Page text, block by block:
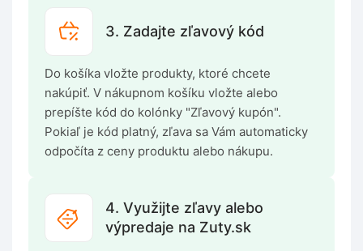
3. Zadajte zľavový kód
Do košíka vložte produkty, ktoré chcete
nakúpiť. V nákupnom košíku vložte alebo
prepíšte kód do kolónky "Zľavový kupón".
Pokiaľ je kód platný, zľava sa Vám automaticky
odpočíta z ceny produktu alebo nákupu.
4. Využijte zľavy alebo
výpredaje na Zuty.sk